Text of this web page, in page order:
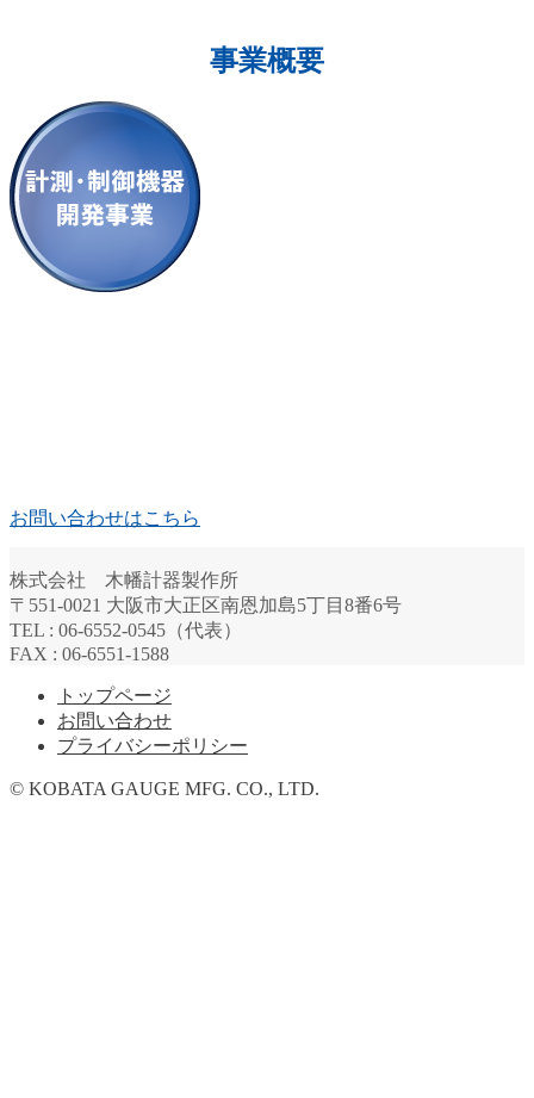
事業概要
お問い合わせはこちら
株式会社 木幡計器製作所
〒551-0021 大阪市大正区南恩加島5丁目8番6号
TEL : 06-6552-0545（代表）
FAX : 06-6551-1588
トップページ
お問い合わせ
プライバシーポリシー
© KOBATA GAUGE MFG. CO., LTD.